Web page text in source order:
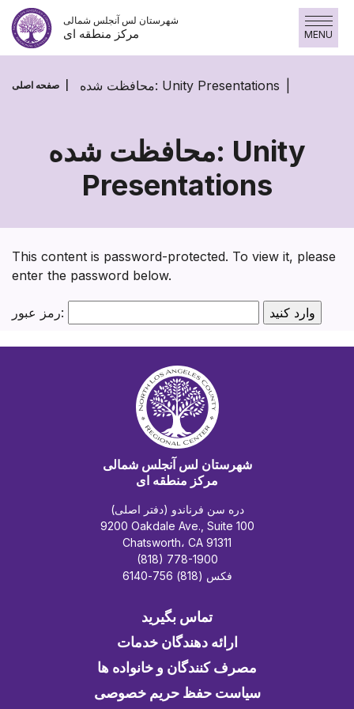
پرش
محتوا
شهرستان لس آنجلس شمالی
مرکز منطقه ای MENU
صفحه اصلی محافظت شده: Unity Presentations
محافظت شده: Unity
Presentations
محافظت
Unity
This content is password-protected. To view it, please
enter the password below.
رمز عبور:
شهرستان لس آنجلس شمالی
مرکز منطقه ای
دره سن فرناندو (دفتر اصلی)
9200 Oakdale Ave., Suite 100
Chatsworth، CA 91311
(818) 778-1900
فکس (818) 756-6140
تماس بگیرید
ارائه دهندگان خدمات
مصرف کنندگان و خانواده ها
سیاست حفظ حریم خصوصی